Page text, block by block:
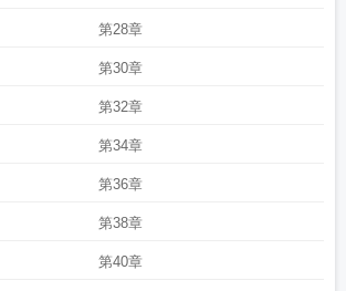
第28章
第30章
第32章
第34章
第36章
第38章
第40章